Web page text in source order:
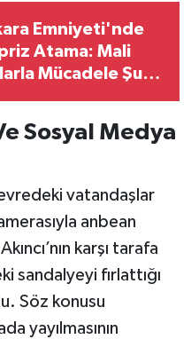
Emniyeti'nde
Atama: Mali
Mücadele Şube
Sosyal Medya
vatandaşlar
anbean
karşı tarafa
sandalyeyi fırlattığı
Söz konusu
yayılmasının